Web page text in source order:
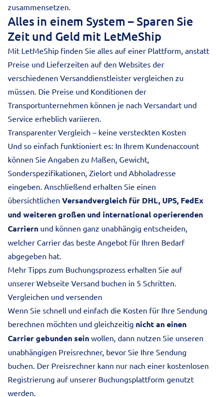
zusammensetzen.
Alles in einem System – Sparen Sie
Zeit und Geld mit LetMeShip
Mit LetMeShip finden Sie alles auf einer Plattform, anstatt
Preise und Lieferzeiten auf den Websites der
verschiedenen Versanddienstleister vergleichen zu
müssen. Die Preise und Konditionen der
Transportunternehmen können je nach Versandart und
Service erheblich variieren.
Transparenter Vergleich – keine versteckten Kosten
Und so einfach funktioniert es: In Ihrem Kundenaccount
können Sie Angaben zu Maßen, Gewicht,
Sonderspezifikationen, Zielort und Abholadresse
eingeben. Anschließend erhalten Sie einen
übersichtlichen Versandvergleich für DHL, UPS, FedEx
und weiteren großen und international operierenden
Carriern und können ganz unabhängig entscheiden,
welcher Carrier das beste Angebot für Ihren Bedarf
abgegeben hat.
Mehr Tipps zum Buchungsprozess erhalten Sie auf
unserer Webseite Versand buchen in 5 Schritten.
Vergleichen und versenden
Wenn Sie schnell und einfach die Kosten für Ihre Sendung
berechnen möchten und gleichzeitig nicht an einen
Carrier gebunden sein wollen, dann nutzen Sie unseren
unabhängigen Preisrechner, bevor Sie Ihre Sendung
buchen. Der Preisrechner kann nur nach einer kostenlosen
Registrierung auf unserer Buchungsplattform genutzt
werden.